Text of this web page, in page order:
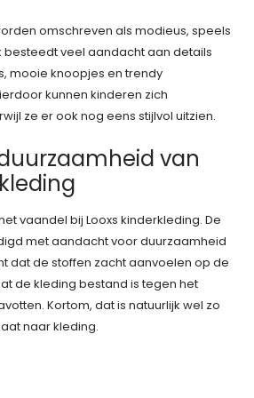
omschreven als modieus, speels
besteedt veel aandacht aan details
mooie knoopjes en trendy
kunnen kinderen zich
ze er ook nog eens stijlvol uitzien.
van
vaandel bij Looxs kinderkleding. De
met aandacht voor duurzaamheid
dat de stoffen zacht aanvoelen op de
de kleding bestand is tegen het
Kortom, dat is natuurlijk wel zo
naar kleding.